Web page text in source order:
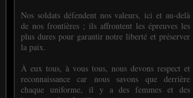
Nos soldats défendent nos valeurs, ici et au-delà
de nos frontières ; ils affrontent les épreuves les
plus dures pour garantir notre liberté et préserver
la paix.
À eux tous, à vous tous, nous devons respect et
reconnaissance car nous savons que derrière
chaque uniforme, il y a des femmes et des